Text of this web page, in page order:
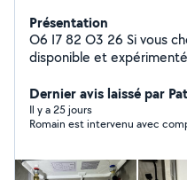
Présentation
O6 I7 82 O3 26 Si vous cherchez une personne
disponible et
domaine des énergies
terrain en tant que
depuis 10 ans. +30.000 personnes me suivent sur
mes services ! O6 I7
Dernier avis laissé par
Il y a 25 jours
Romain est intervenu avec